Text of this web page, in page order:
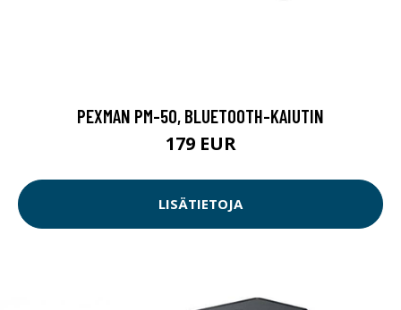
PEXMAN PM-50, BLUETOOTH-KAIUTIN
179 EUR
LISÄTIETOJA